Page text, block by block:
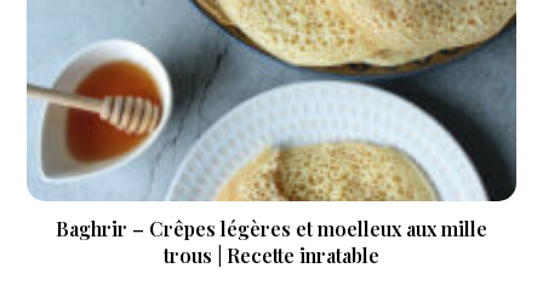
Baghrir – Crêpes légères et moelleux aux mille
trous | Recette inratable